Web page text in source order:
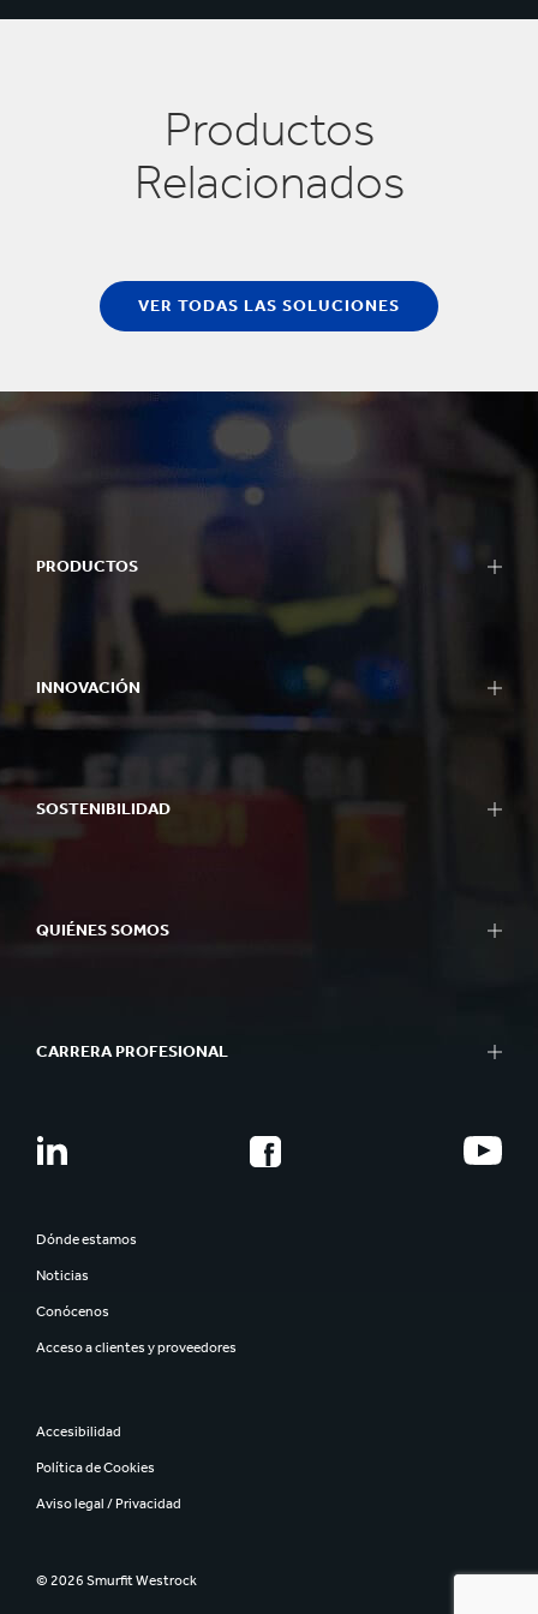
Productos
Relacionados
VER TODAS LAS SOLUCIONES
PRODUCTOS
INNOVACIÓN
SOSTENIBILIDAD
QUIÉNES SOMOS
CARRERA PROFESIONAL
Dónde estamos
Noticias
Conócenos
Acceso a clientes y proveedores
Accesibilidad
Política de Cookies
Aviso legal / Privacidad
© 2026 Smurfit Westrock